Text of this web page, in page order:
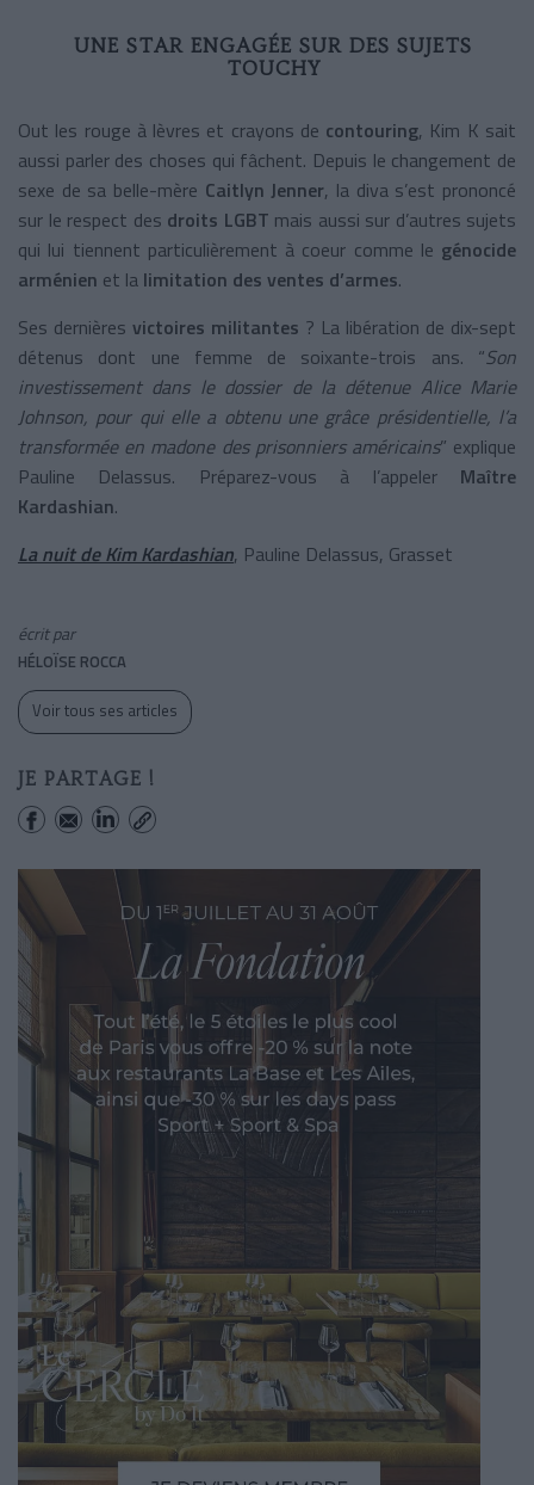
UNE STAR ENGAGÉE SUR DES SUJETS
TOUCHY
Out les rouge à lèvres et crayons de contouring, Kim K sait
aussi parler des choses qui fâchent. Depuis le changement de
sexe de sa belle-mère Caitlyn Jenner, la diva s’est prononcé
sur le respect des droits LGBT mais aussi sur d’autres sujets
qui lui tiennent particulièrement à coeur comme le génocide
arménien et la limitation des ventes d’armes.
Ses dernières victoires militantes ? La libération de dix-sept
détenus dont une femme de soixante-trois ans. “Son
investissement dans le dossier de la détenue Alice Marie
Johnson, pour qui elle a obtenu une grâce présidentielle, l’a
transformée en madone des prisonniers américains” explique
Pauline Delassus. Préparez-vous à l’appeler Maître
Kardashian.
La nuit de Kim Kardashian, Pauline Delassus, Grasset
écrit par
HÉLOÏSE ROCCA
Voir tous ses articles
JE PARTAGE !